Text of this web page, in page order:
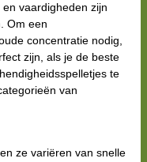
vaardigheden zijn
Om een
concentratie nodig,
zijn, als je de beste
te
van
ze variëren van snelle